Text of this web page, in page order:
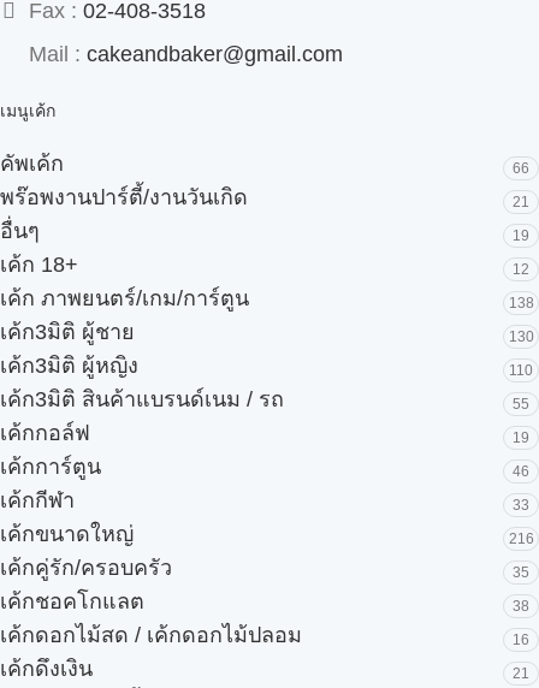
Fax : 02-408-3518
Mail : cakeandbaker@gmail.com
เมนูเค้ก
คัพเค้ก 66
พร๊อพงานปาร์ตี้/งานวันเกิด 21
อื่นๆ 19
เค้ก 18+ 12
เค้ก ภาพยนตร์/เกม/การ์ตูน 138
เค้ก3มิติ ผู้ชาย 130
เค้ก3มิติ ผู้หญิง 110
เค้ก3มิติ สินค้าแบรนด์เนม / รถ 55
เค้กกอล์ฟ 19
เค้กการ์ตูน 46
เค้กกีฬา 33
เค้กขนาดใหญ่ 216
เค้กคู่รัก/ครอบครัว 35
เค้กชอคโกแลต 38
เค้กดอกไม้สด / เค้กดอกไม้ปลอม 16
เค้กดึงเงิน 21